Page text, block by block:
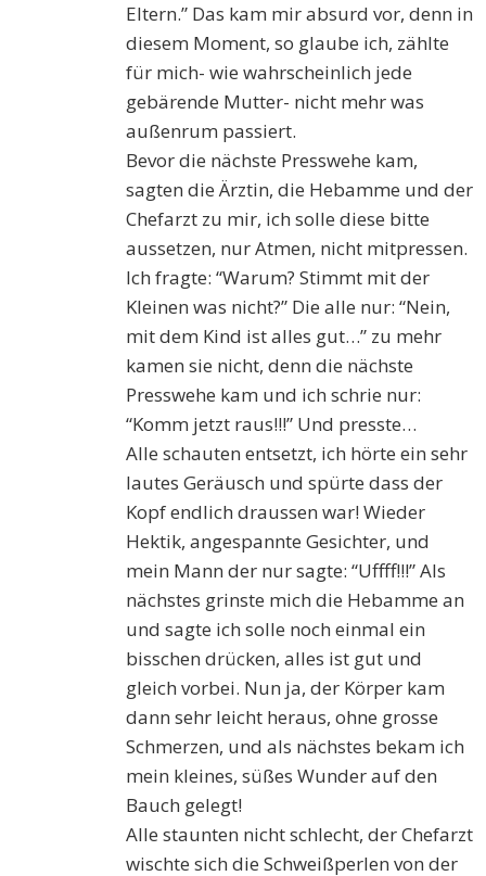
Eltern.” Das kam mir absurd vor, denn in
diesem Moment, so glaube ich, zählte
für mich- wie wahrscheinlich jede
gebärende Mutter- nicht mehr was
außenrum passiert.
Bevor die nächste Presswehe kam,
sagten die Ärztin, die Hebamme und der
Chefarzt zu mir, ich solle diese bitte
aussetzen, nur Atmen, nicht mitpressen.
Ich fragte: “Warum? Stimmt mit der
Kleinen was nicht?” Die alle nur: “Nein,
mit dem Kind ist alles gut…” zu mehr
kamen sie nicht, denn die nächste
Presswehe kam und ich schrie nur:
“Komm jetzt raus!!!” Und presste…
Alle schauten entsetzt, ich hörte ein sehr
lautes Geräusch und spürte dass der
Kopf endlich draussen war! Wieder
Hektik, angespannte Gesichter, und
mein Mann der nur sagte: “Uffff!!!” Als
nächstes grinste mich die Hebamme an
und sagte ich solle noch einmal ein
bisschen drücken, alles ist gut und
gleich vorbei. Nun ja, der Körper kam
dann sehr leicht heraus, ohne grosse
Schmerzen, und als nächstes bekam ich
mein kleines, süßes Wunder auf den
Bauch gelegt!
Alle staunten nicht schlecht, der Chefarzt
wischte sich die Schweißperlen von der